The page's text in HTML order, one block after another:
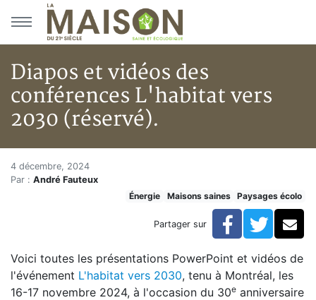
Aller au menu principal
Aller au contenu principal
Diapos et vidéos des
conférences L'habitat vers
2030 (réservé).
Accueil
Articles
Hypersensibilités environnementales
Diapos et vidéos des conférences L'habitat vers
Diapos et vidéos des
4 décembre, 2024
Par : André Fauteux
Énergie
Maisons saines Paysages écolo
Partager sur Facebook
Voici toutes les présentations PowerPoint et vidéos de
l'événement L'habitat vers 2030, tenu à Montréal, les
16-17 novembre 2024, à l'occasion du 30e anniversaire